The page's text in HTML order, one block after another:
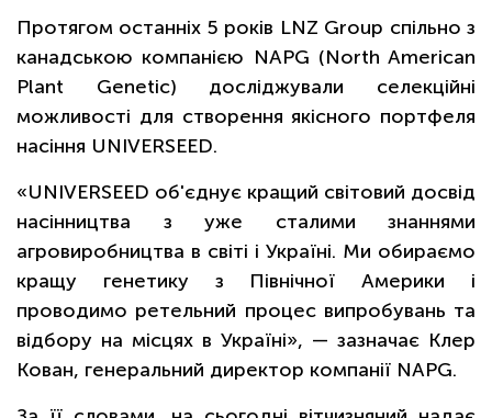
Протягом останніх 5 років LNZ Group спільно з
канадською компанією NAPG (North American
Plant Genetic) досліджували селекційні
можливості для створення якісного портфеля
насіння UNIVERSEED.
«UNIVERSEED об'єднує кращий світовий досвід
насінництва з уже сталими знаннями
агровиробництва в світі і Україні. Ми обираємо
кращу генетику з Північної Америки і
проводимо ретельний процес випробувань та
відбору на місцях в Україні», — зазначає Клер
Кован, генеральний директор компанії NAPG.